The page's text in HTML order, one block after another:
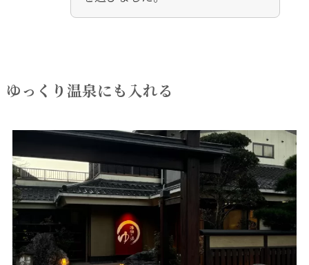
ゆっくり温泉にも入れる